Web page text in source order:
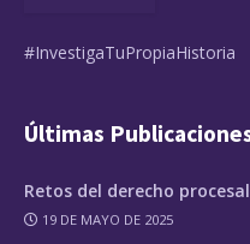
#InvestigaTuPropiaHistoria
Últimas
Retos del derecho
19 DE MAYO DE 2025